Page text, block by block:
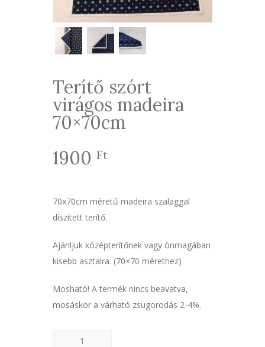
Terítő szórt
virágos madeira
70×70cm
1900 Ft
70x70cm méretű madeira szalaggal
díszített terítő.
Ajánljuk középterítőnek vagy önmagában
kisebb asztalra. (70×70 mérethez)
Mosható! A termék nincs beavatva,
mosáskor a várható zsugorodás 2-4%.